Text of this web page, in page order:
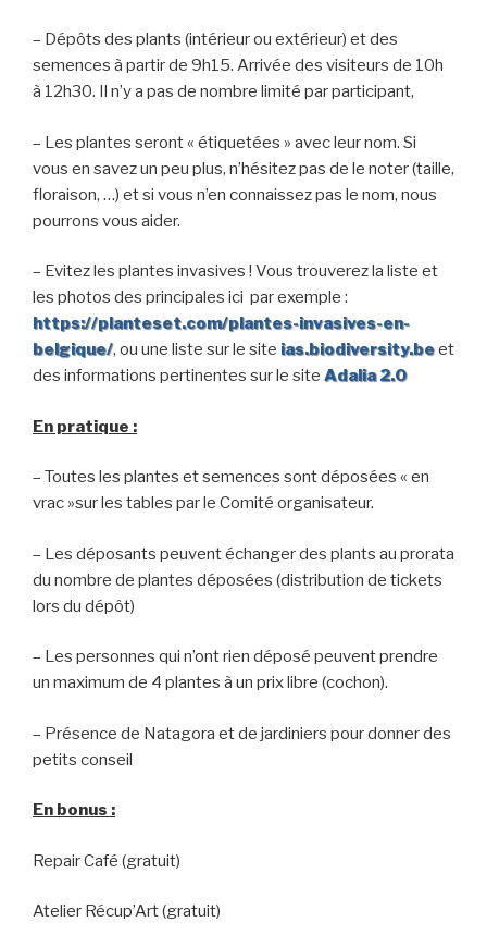
– Dépôts des plants (intérieur ou extérieur) et des
semences à partir de 9h15. Arrivée des visiteurs de 10h
à 12h30. Il n’y a pas de nombre limité par participant,
– Les plantes seront « étiquetées » avec leur nom. Si
vous en savez un peu plus, n’hésitez pas de le noter (taille,
floraison, …) et si vous n’en connaissez pas le nom, nous
pourrons vous aider.
– Evitez les plantes invasives ! Vous trouverez la liste et
les photos des principales ici par exemple :
https://planteset.com/plantes-invasives-en-
belgique/, ou une liste sur le site ias.biodiversity.beet
des informations pertinentes sur le site Adalia 2.0
En pratique :
– Toutes les plantes et semences sont déposées « en
vrac »sur les tables par le Comité organisateur.
– Les déposants peuvent échanger des plants au prorata
du nombre de plantes déposées (distribution de tickets
lors du dépôt)
– Les personnes qui n’ont rien déposé peuvent prendre
un maximum de 4 plantes à un prix libre (cochon).
– Présence de Natagora et de jardiniers pour donner des
petits conseil
En bonus :
Repair Café (gratuit)
Atelier Récup’Art (gratuit)